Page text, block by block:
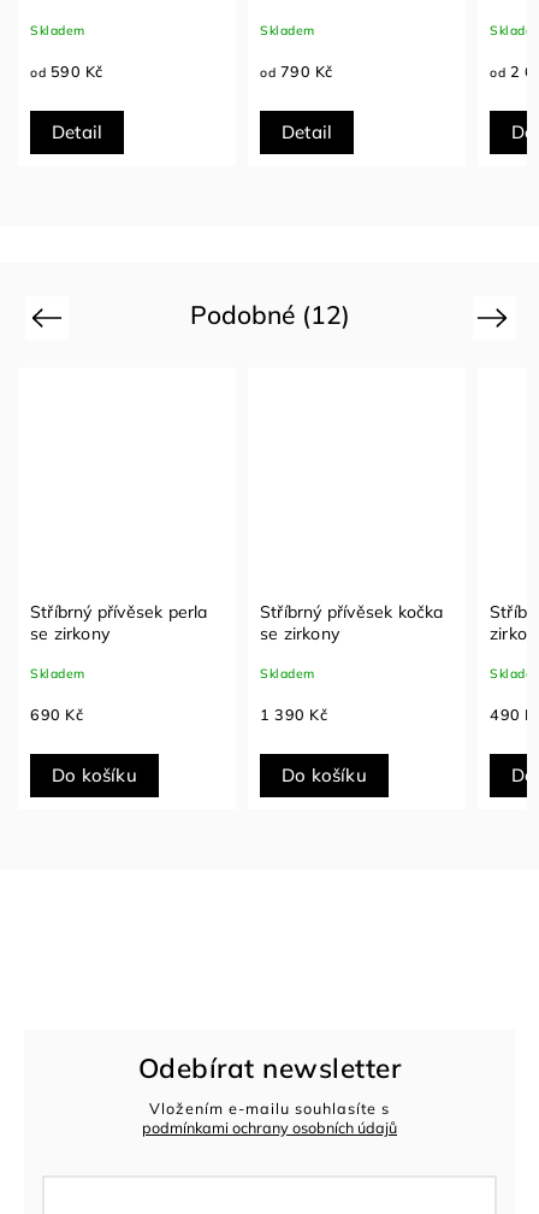
Skladem
od 590 Kč
Detail
Skladem
od 790 Kč
Detail
od 2
Podobné (12)
Previous
Stříbrný přívěsek perla
se zirkony
Skladem
690 Kč
Do košíku
Stříbrný přívěsek kočka
se zirkony
Skladem
1 390 Kč
Do košíku
490
Next
Odebírat newsletter
Vložením e-mailu souhlasíte s
podmínkami ochrany osobních údajů